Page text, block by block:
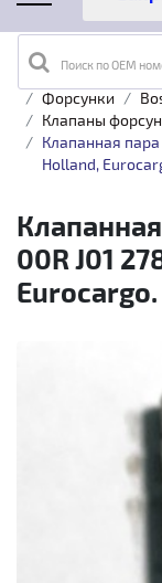
Поиск по OEM
Главная
Форсунки
Клапаны
Клапанная пара
Holland,
00R J01